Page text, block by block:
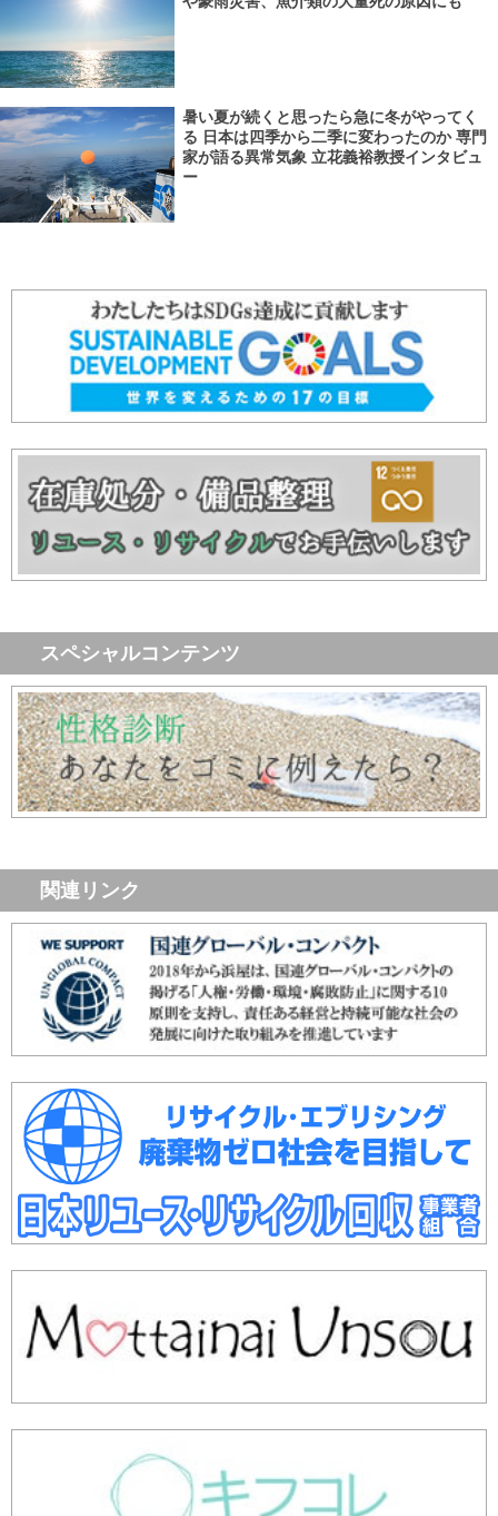
暑い夏が続くと思ったら急に冬がやってく
る 日本は四季から二季に変わったのか 専門
家が語る異常気象 立花義裕教授インタビュ
ー
スペシャルコンテンツ
関連リンク